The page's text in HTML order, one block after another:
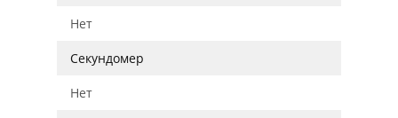
Нет
Секундомер
Нет